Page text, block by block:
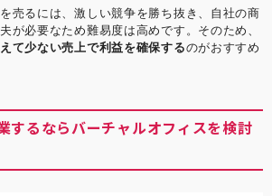
売るには、激しい競争を勝ち抜き、自社の商
が必要なため難易度は高めです。そのため、
て少ない売上で利益を確保するのがおすすめ
するならバーチャルオフィスを検討